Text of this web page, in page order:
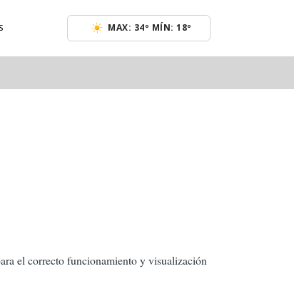
MAX: 34º MÍN: 18º
el correcto funcionamiento y visualización